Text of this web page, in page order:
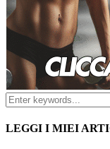
LEGGI I MIEI